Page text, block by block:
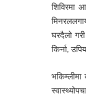
शिविरमा
घरदैलो
किर्ना,